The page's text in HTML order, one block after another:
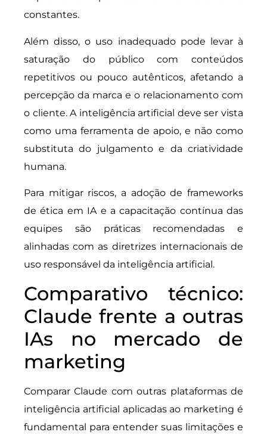
constantes.
Além disso, o uso inadequado pode levar à
saturação do público com conteúdos
repetitivos ou pouco autênticos, afetando a
percepção da marca e o relacionamento com
o cliente. A inteligência artificial deve ser vista
como uma ferramenta de apoio, e não como
substituta do julgamento e da criatividade
humana.
Para mitigar riscos, a adoção de frameworks
de ética em IA e a capacitação contínua das
equipes são práticas recomendadas e
alinhadas com as diretrizes internacionais de
uso responsável da inteligência artificial.
Comparativo técnico:
Claude frente a outras
IAs no mercado de
marketing
Comparar Claude com outras plataformas de
inteligência artificial aplicadas ao marketing é
fundamental para entender suas limitações e